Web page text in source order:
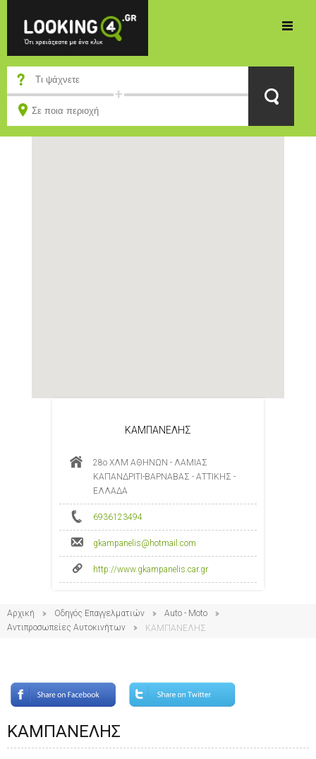
ΚΑΜΠΑΝΕΛΗΣ
28ο ΧΛΜ ΑΘΗΝΩΝ - ΛΑΜΙΑΣ
ΚΑΠΑΝΔΡΙΤΙ-ΒΑΡΝΑΒΑΣ - ΑΤΤΙΚΗΣ -
ΕΛΛΑΔΑ
6936123494
gkampanelis@hotmail.com
http://www.gkampanelis.car.gr
Αρχική Οδηγός Επαγγελματιών
Auto - Moto
Αντιπροσωπείες Αυτοκινήτων
ΚΑΜΠΑΝΕΛΗΣ
ΚΑΜΠΑΝΕΛΗΣ